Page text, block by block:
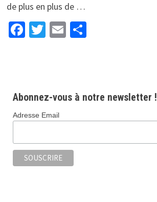
de plus en plus de …
Facebook
Twitter
EmailPartager
Abonnez-vous à notre newsletter !
Adresse Email